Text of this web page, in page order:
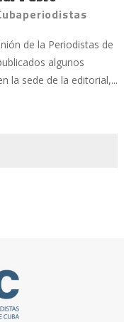
de la Periodistas de
algunos
la sede de la editorial,...